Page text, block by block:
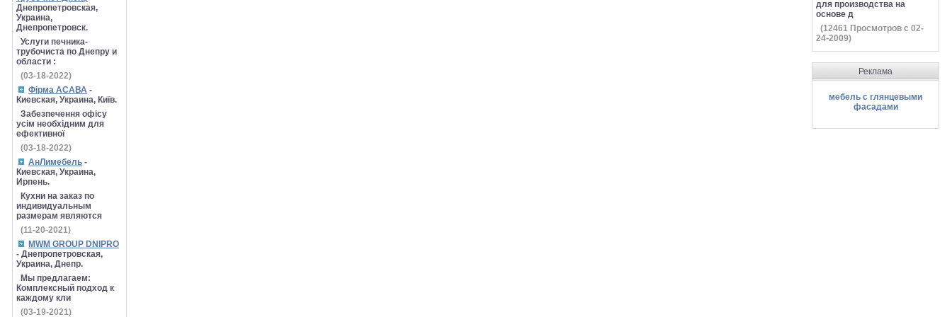
Днепропетровская,
Украина,
Днепропетровск.
Услуги печника-
трубочиста по Днепру и
области :
(03-18-2022)
Фірма АСАВА -
Киевская, Украина, Київ.
Забезпечення офісу
усім необхідним для
ефективної
(03-18-2022)
АнЛимебель -
Киевская, Украина,
Ирпень.
Кухни на заказ по
индивидуальным
размерам являются
(11-20-2021)
MWM GROUP DNIPRO
- Днепропетровская,
Украина, Днепр.
Мы предлагаем:
Комплексный подход к
каждому кли
(03-19-2021)
для производства на
основе д
(12461 Просмотров с 02-
24-2009)
Реклама
мебель с глянцевыми
фасадами